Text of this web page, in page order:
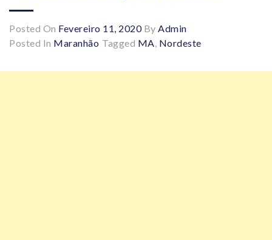
Posted On Fevereiro 11, 2020By Admin
Posted In Maranhão Tagged MA, Nordeste